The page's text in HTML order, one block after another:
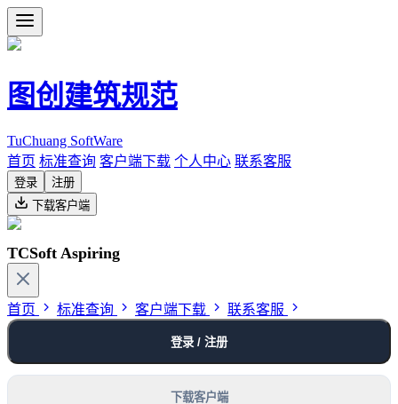
图创建筑规范
TuChuang SoftWare
首页 标准查询 客户端下载 个人中心 联系客服
登录
注册
下载客户端
TCSoft Aspiring
首页 标准查询 客户端下载 联系客服
登录 / 注册
下载客户端